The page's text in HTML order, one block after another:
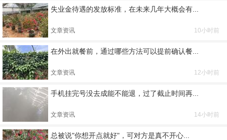
失业金待遇的发放标准，在未来几年大概会有...
文章资讯 10小时前
在外出就餐前，通过哪些方法可以提前确认餐...
文章资讯 12小时前
手机挂完号没去成能不能退，过了截止时间再...
文章资讯 14小时前
总被说"你想开点就好"，可对方是真不开心...